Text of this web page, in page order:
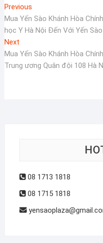
Điều
hướng
bài
viết
PreviousPrevious
post:
Mua Yến Sào Khánh Hòa
học Y Hà Nội Đến Với Yến
NextNext
post:
Mua Yến Sào Khánh Hòa
Trung ương Quân đội 108 Hà
08 1713 1818
08 1715 1818